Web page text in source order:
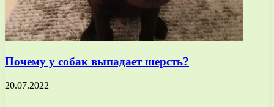
Почему у собак выпадает шерсть?
20.07.2022